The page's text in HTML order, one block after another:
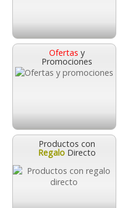
Ofertas y
Promociones
Productos con
Regalo Directo
Borrador con imán para
pizarra blanca + 2